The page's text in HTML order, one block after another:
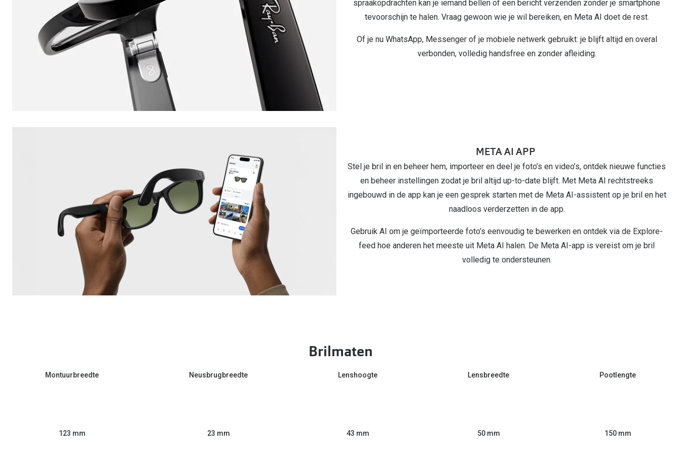
spraakopdrachten kan je iemand bellen of een bericht verzenden zonder je smartphone
tevoorschijn te halen. Vraag gewoon wie je wil bereiken, en Meta AI doet de rest.
Of je nu WhatsApp, Messenger of je mobiele netwerk gebruikt: je blijft altijd en overal
verbonden, volledig handsfree en zonder afleiding.
META AI APP
Stel je bril in en beheer hem, importeer en deel je foto’s en video’s, ontdek nieuwe functies
en beheer instellingen zodat je bril altijd up-to-date blijft. Met Meta AI rechtstreeks
ingebouwd in de app kan je een gesprek starten met de Meta AI-assistent op je bril en het
naadloos verderzetten in de app.
Gebruik AI om je geïmporteerde foto’s eenvoudig te bewerken en ontdek via de Explore-
feed hoe anderen het meeste uit Meta AI halen. De Meta AI-app is vereist om je bril
volledig te ondersteunen.
Brilmaten
Montuurbreedte
123 mm
Neusbrugbreedte
23 mm
Lenshoogte
43 mm
Lensbreedte
50 mm
Pootlengte
150 mm